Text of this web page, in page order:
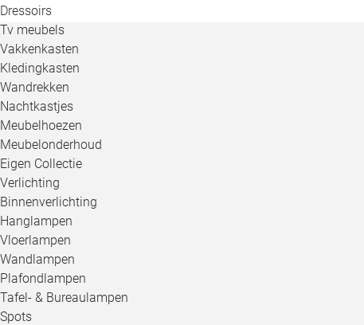
Dressoirs
Tv meubels
Vakkenkasten
Kledingkasten
Wandrekken
Nachtkastjes
Meubelhoezen
Meubelonderhoud
Eigen Collectie
Verlichting
Binnenverlichting
Hanglampen
Vloerlampen
Wandlampen
Plafondlampen
Tafel- & Bureaulampen
Spots